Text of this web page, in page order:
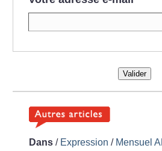
Valider
Dans / Expression / Mensuel